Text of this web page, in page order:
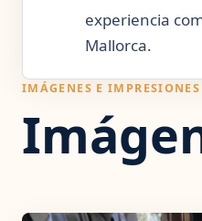
experiencia
Mallorca.
IMÁGENES E IMPRESIONES